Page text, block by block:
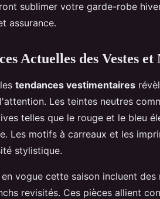
sublimer votre garde-robe
assurance.
Actuelles des Vestes
tendances vestimentaires
Les teintes neutres
telles que le rouge et le bleu
Les motifs à carreaux et les
stylistique.
vogue cette saison incluent
revisités. Ces pièces allient